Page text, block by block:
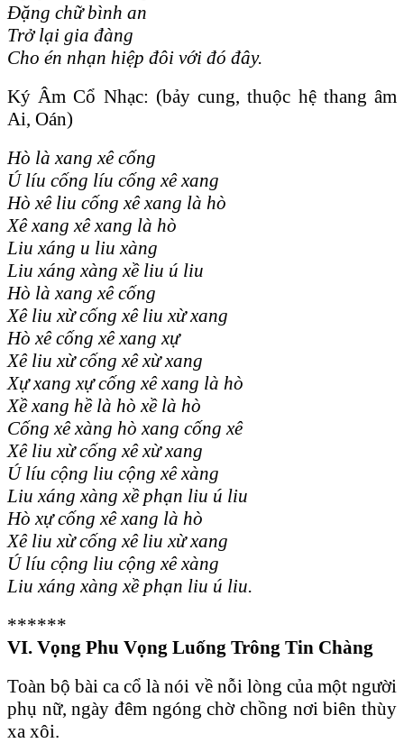
Đặng chữ bình an
Trở lại gia đàng
Cho én nhạn hiệp đôi với đó đây.
Ký Âm Cổ Nhạc: (bảy cung, thuộc hệ thang âm
Ai, Oán)
Hò là xang xê cống
Ú líu cống líu cống xê xang
Hò xê liu cống xê xang là hò
Xê xang xê xang là hò
Liu xáng u liu xàng
Liu xáng xàng xề liu ú liu
Hò là xang xê cống
Xê liu xừ cống xê liu xừ xang
Hò xê cống xê xang xự
Xê liu xừ cống xê xừ xang
Xự xang xự cống xê xang là hò
Xề xang hề là hò xề là hò
Cống xê xàng hò xang cống xê
Xê liu xừ cống xê xừ xang
Ú líu cộng liu cộng xê xàng
Liu xáng xàng xề phạn liu ú liu
Hò xự cống xê xang là hò
Xê liu xừ cống xê liu xừ xang
Ú líu cộng liu cộng xê xàng
Liu xáng xàng xề phạn liu ú liu.
******
VI. Vọng Phu Vọng Luống Trông Tin Chàng
Toàn bộ bài ca cổ là nói về nỗi lòng của một người
phụ nữ, ngày đêm ngóng chờ chồng nơi biên thùy
xa xôi.